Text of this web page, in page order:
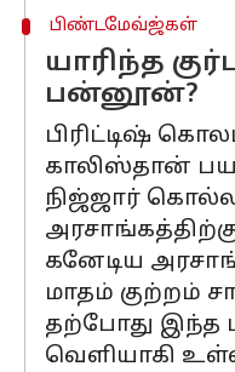
பிண்டமேவ்ஜ்கள்
யாரிந்த
பன்னூன்?
பிரிட்டிஷ்
காலிஸ்தான்
நிஜ்ஜார்
கனேடிய
மாதம் குற்றம்
தற்போது இந்த
வெளியாகி